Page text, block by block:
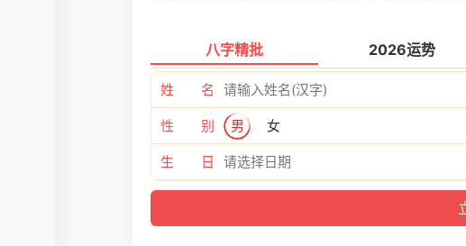
八字精批 2026运势
姓 名
性 别 男 女
生 日